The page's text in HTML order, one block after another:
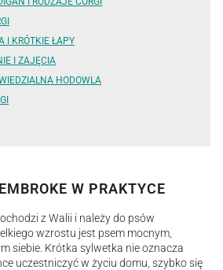
I KRÓTKIE ŁAPY
I ZAJĘCIA
HODOWLA
W PRAKTYCE
z Walii i należy do psów
wzrostu jest psem mocnym,
siebie. Krótka sylwetka nie oznacza
uczestniczyć w życiu domu, szybko się